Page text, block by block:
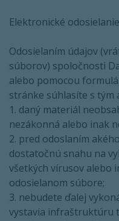
Elektronické
Odosielaním údajov
súborov) spoločnosti
alebo pomocou
stránke súhlasíte s tým
1. daný materiál
nezákonná alebo inak
2. pred odoslaním
dostatočnú snahu na
všetkých vírusov alebo
odosielanom súbore;
3. nebudete ďalej
vystavia infraštruktúru